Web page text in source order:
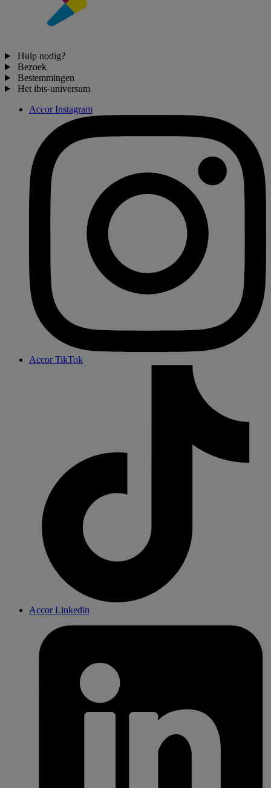
Hulp nodig?
Bezoek
Bestemmingen
Het ibis-universum
Accor Instagram
Accor TikTok
Accor Linkedin